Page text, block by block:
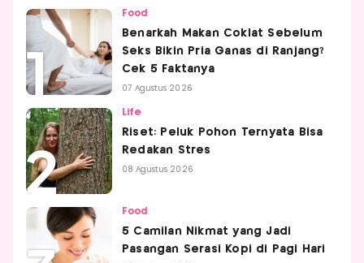
Food
Benarkah Makan Coklat Sebelum
Seks Bikin Pria Ganas di Ranjang?
Cek 5 Faktanya
07 Agustus 2026
Life
Riset: Peluk Pohon Ternyata Bisa
Redakan Stres
08 Agustus 2026
Food
5 Camilan Nikmat yang Jadi
Pasangan Serasi Kopi di Pagi Hari